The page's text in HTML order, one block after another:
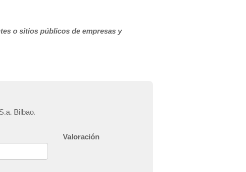
o sitios públicos de empresas y
Bilbao.
Valoración